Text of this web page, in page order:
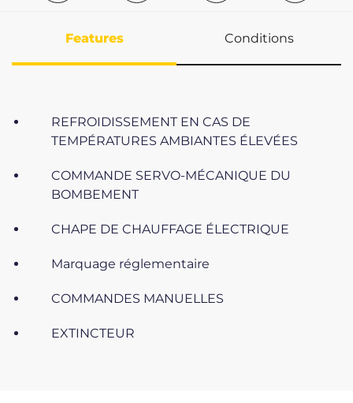
Features Conditions
REFROIDISSEMENT EN CAS DE
TEMPÉRATURES AMBIANTES ÉLEVÉES
COMMANDE SERVO-MÉCANIQUE DU
BOMBEMENT
CHAPE DE CHAUFFAGE ÉLECTRIQUE
Marquage réglementaire
COMMANDES MANUELLES
EXTINCTEUR